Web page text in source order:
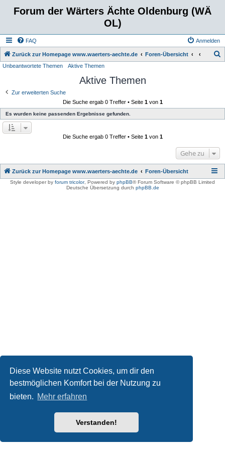
Diese Website nutzt Cookies, um dir den
bestmöglichen Komfort bei der Nutzung zu
bieten. Mehr erfahren
Verstanden!
Forum der Wärters Ächte Oldenburg (WÄ
OL)
FAQ Anmelden
Zurück zur Homepage www.waerters-aechte.de Foren-Übersicht
Unbeantwortete Themen Aktive Themen
Aktive Themen
Zur erweiterten Suche
Die Suche ergab 0 Treffer • Seite 1von 1
Es wurden keine passenden Ergebnisse gefunden.
Die Suche ergab 0 Treffer • Seite 1von 1
Gehe zu
Zurück zur Homepage www.waerters-aechte.de Foren-Übersicht
Style developer by forum tricolor, Powered by phpBB® Forum Software © phpBB Limited
Deutsche Übersetzung durch phpBB.de